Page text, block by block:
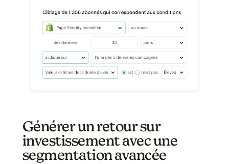
Générer un retour sur
investissement avec une
segmentation avancée